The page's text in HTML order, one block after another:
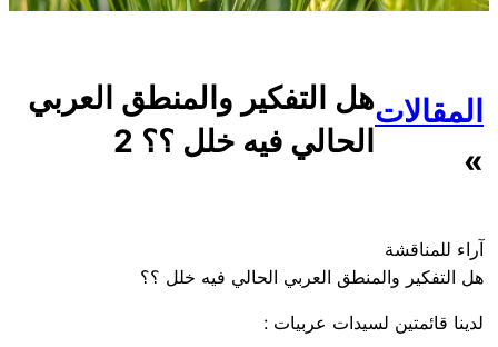
المقالات
»
هل التفكير والمنطق العربي
الحالي فيه خلل ؟؟ 2
آراء للمناقشة
هل التفكير والمنطق العربي الحالي فيه خلل ؟؟
لدينا قائمتين لسيدات عربيات :